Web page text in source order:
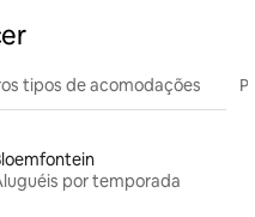
tipos de acomodações
por temporada